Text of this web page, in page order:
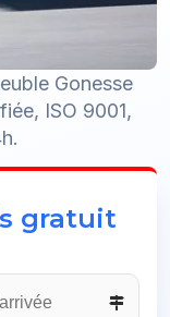
Gonesse
ISO 9001,
gratuit